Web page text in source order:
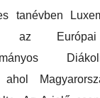
tanévben
az
ahol